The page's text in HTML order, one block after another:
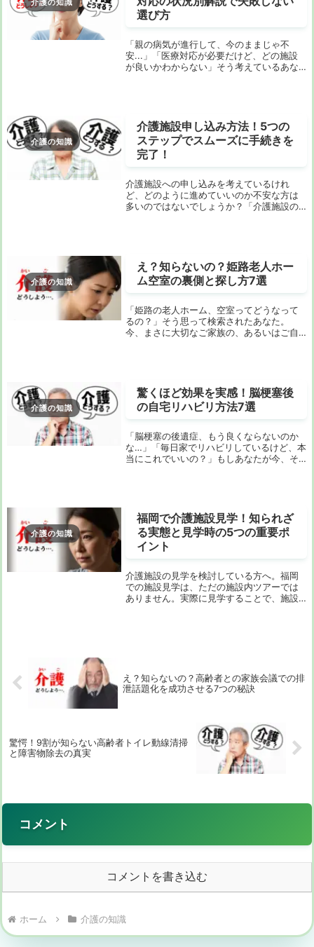
選び方
「親の病気が進行して、今のままじゃ不
安...」「医療対応が必要だけど、どの施設
が良いかわからない」そう考えているあな
介護の知識
介護施設申し込み方法！5つの
ステップでスムーズに手続きを
完了！
介護施設への申し込みを考えているけれ
ど、どのように進めていいのか不安な方は
多いのではないでしょうか？「介護施設の
介護の知識
え？知らないの？姫路老人ホー
ム空室の裏側と探し方7選
「姫路の老人ホーム、空室ってどうなって
るの？」そう思って検索されたあなた。
今、まさに大切なご家族の、あるいはご自
介護の知識
驚くほど効果を実感！脳梗塞後
の自宅リハビリ方法7選
「脳梗塞の後遺症、もう良くならないのか
な…」「毎日家でリハビリしているけど、本
当にこれでいいの？」もしあなたが今、そ
介護の知識
福岡で介護施設見学！知られざ
る実態と見学時の5つの重要ポ
イント
介護施設の見学を検討している方へ。福岡
での施設見学は、ただの施設内ツアーでは
ありません。実際に見学することで、施設
え？知らないの？高齢者との家族会議での排
泄話題化を成功させる7つの秘訣
驚愕！9割が知らない高齢者トイレ動線清掃
と障害物除去の真実
コメント
コメントを書き込む
ホーム 介護の知識